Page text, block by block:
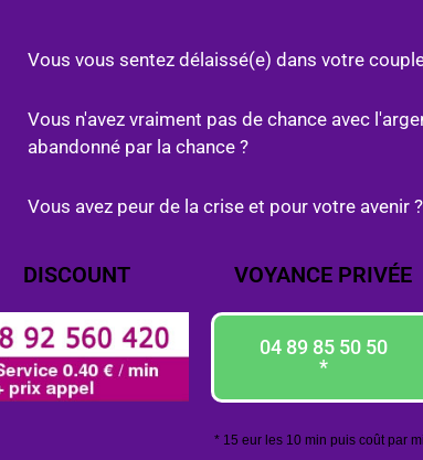
Vous vous sentez délaissé(e) dans votre
Vous n'avez vraiment pas de chance avec
abandonné par la chance ?
Vous avez peur de la crise et pour votre avenir ?
DISCOUNT VOYANCE PRIVÉE
04 89 85 50 50
*
* 15 eur les 10 min puis coût par